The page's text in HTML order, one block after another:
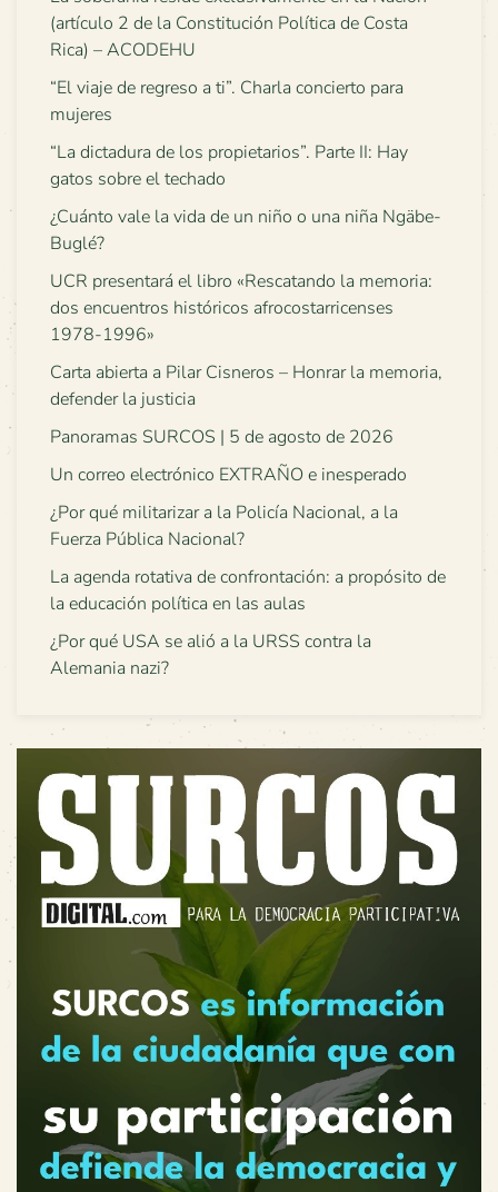
(artículo 2 de la Constitución Política de Costa
Rica) – ACODEHU
“El viaje de regreso a ti”. Charla concierto para
mujeres
“La dictadura de los propietarios”. Parte II: Hay
gatos sobre el techado
¿Cuánto vale la vida de un niño o una niña Ngäbe-
Buglé?
UCR presentará el libro «Rescatando la memoria:
dos encuentros históricos afrocostarricenses
1978-1996»
Carta abierta a Pilar Cisneros – Honrar la memoria,
defender la justicia
Panoramas SURCOS | 5 de agosto de 2026
Un correo electrónico EXTRAÑO e inesperado
¿Por qué militarizar a la Policía Nacional, a la
Fuerza Pública Nacional?
La agenda rotativa de confrontación: a propósito de
la educación política en las aulas
¿Por qué USA se alió a la URSS contra la
Alemania nazi?